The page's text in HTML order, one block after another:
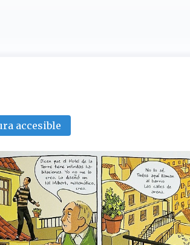
accesible